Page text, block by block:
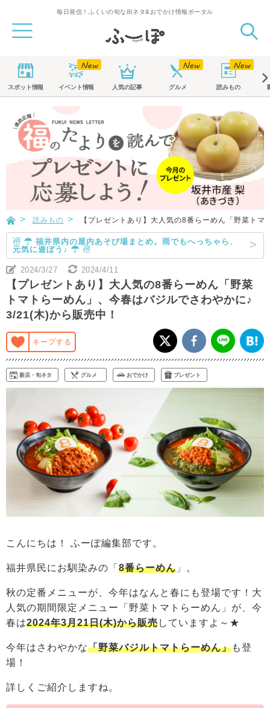
毎日発信！ふくいの旬な街ネタ&おでかけ情報ポータル
スポット情報 イベント情報 人気の記事 グルメ 読みもの
読みもの 【プレゼントあり】大人気の8番らーめん「野菜ト
☃ ☂ 福井県内の屋内あそび場まとめ。雨でもへっちゃら、
元気に遊ぼう♪ ☂ ☃
2024/3/27 2024/4/11
【プレゼントあり】大人気の8番らーめん「野菜
トマトらーめん」、今春はバジルでさわやかに♪
3/21(木)から販売中！
キープする
新店・旬ネタ グルメ おでかけ プレゼント
こんにちは！ ふーぽ編集部です。
福井県民にお馴染みの「 8番らーめん 」。
秋の定番メニューが、今年はなんと春にも登場です！大
人気の期間限定メニュー「野菜トマトらーめん」が、今
春は2024年3月21日(木)から販売していますよ～★
今年はさわやかな「野菜バジルトマトらーめん」も登
場！
詳しくご紹介しますね。